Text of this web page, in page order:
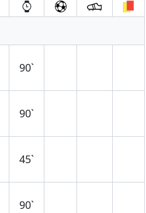
90`
90`
45`
90`